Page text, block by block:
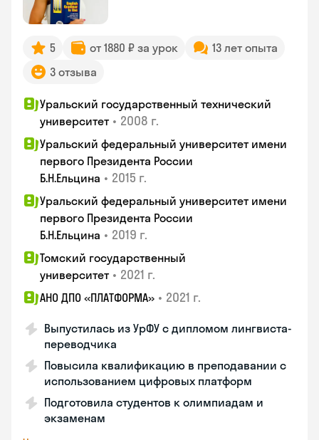
5 от 1880 ₽ за урок
13 лет опыта
3 отзыва
Уральский государственный технический
университет • 2008 г.
Уральский федеральный университет имени
первого Президента России
Б.Н.Ельцина • 2015 г.
Уральский федеральный университет имени
первого Президента России
Б.Н.Ельцина • 2019 г.
Томский государственный
университет • 2021 г.
АНО ДПО «ПЛАТФОРМА» • 2021 г.
Выпустилась из УрФУ с дипломом лингвиста-
переводчика
Повысила квалификацию в преподавании с
использованием цифровых платформ
Подготовила студентов к олимпиадам и
экзаменам